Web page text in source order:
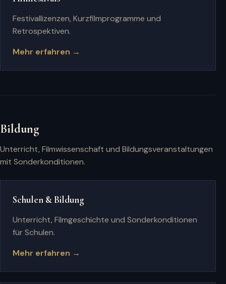
Festivallizenzen, Kurzfilmprogramme und
Retrospektiven.
Mehr erfahren →
Bildung
Unterricht, Filmwissenschaft und Bildungsveranstaltungen
mit Sonderkonditionen.
Schulen & Bildung
Unterricht, Filmgeschichte und Sonderkonditionen
für Schulen.
Mehr erfahren →